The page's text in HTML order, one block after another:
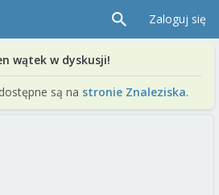
Zaloguj się
wątek w dyskusji!
są na stronie Znaleziska.